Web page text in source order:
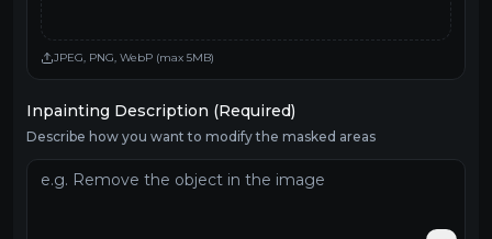
JPEG, PNG, WebP (max 5MB)
Inpainting Description (Required)
Describe how you want to modify the masked areas